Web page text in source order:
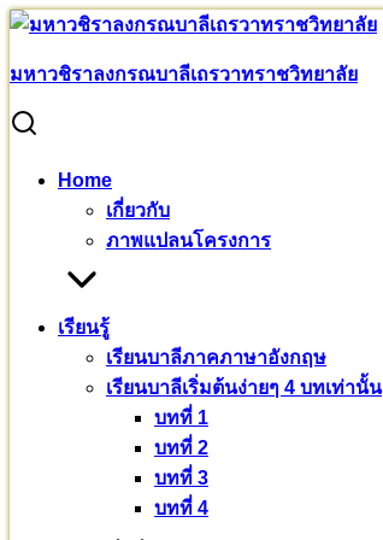
Skip
content
มหา​วชิราลงกรณ​บาลี​เถรวาท​ราชวิทยาลัย
Home
เกี่ยวกับ
ภาพแปลนโครงการ
เรียนรู้
เรียนบาลีภาคภาษาอังกฤษ
เรียนบาลีเริ่มต้นง่ายๆ 4 บทเท่านั้น
บทที่ 1
บทที่ 2
บทที่ 3
บทที่ 4
Search
ทรงพระเจริญ วันเฉลิมพระช
4 มิถุนายน 25695 กรกฎาคม 2026
ทรงพระเจริญ
วันเฉลิมพระชนมพรรษา
สมเด็จพระนางเจ้า ฯ พระบรมราชินี
พระธรรมวชิราจารย์ นำคณะสงฆ์ ผู้บริหาร
นางเจ้าฯ พระบรมราชินี ๓ มิถุนายน ๒๕๖๙
นายเกียรติศักดิ์ ธนาวรรณโอภาส นายอำเ